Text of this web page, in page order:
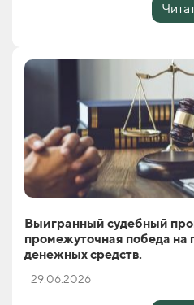
Выигранный судебный
промежуточная победа на
денежных средств.
29.06.2026